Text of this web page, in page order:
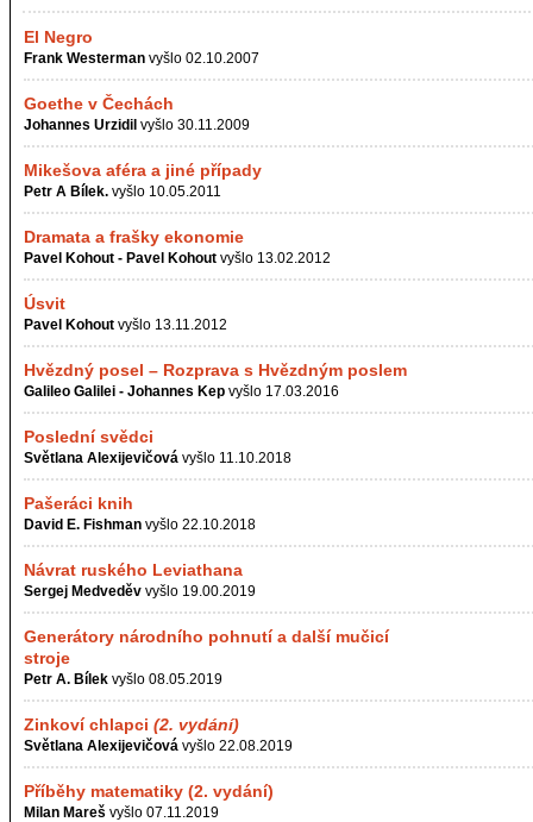
El Negro
Frank Westerman vyšlo 02.10.2007
Goethe v Čechách
Johannes Urzidil vyšlo 30.11.2009
Mikešova aféra a jiné případy
Petr A Bílek. vyšlo 10.05.2011
Dramata a frašky ekonomie
Pavel Kohout - Pavel Kohout vyšlo 13.02.2012
Úsvit
Pavel Kohout vyšlo 13.11.2012
Hvězdný posel – Rozprava s Hvězdným poslem
Galileo Galilei - Johannes Kep vyšlo 17.03.2016
Poslední svědci
Světlana Alexijevičová vyšlo 11.10.2018
Pašeráci knih
David E. Fishman vyšlo 22.10.2018
Návrat ruského Leviathana
Sergej Medveděv vyšlo 19.00.2019
Generátory národního pohnutí a další mučicí
stroje
Petr A. Bílek vyšlo 08.05.2019
Zinkoví chlapci (2. vydání)
Světlana Alexijevičová vyšlo 22.08.2019
Příběhy matematiky (2. vydání)
Milan Mareš vyšlo 07.11.2019